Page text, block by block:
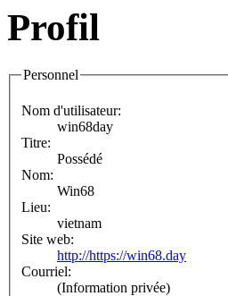
Profil
Personnel
Nom d'utilisateur:
win68day
Titre:
Possédé
Nom:
Win68
Lieu:
vietnam
Site web:
http://https://win68.day
Courriel:
(Information privée)